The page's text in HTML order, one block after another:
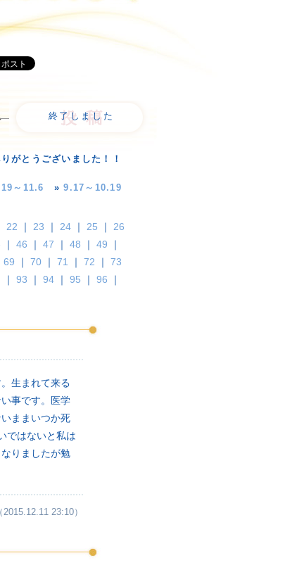
終了しました
がとうございました！！
～11.6 »9.17～10.19
22 ｜ 23 ｜ 24 ｜ 25 ｜ 26
｜ 46 ｜ 47 ｜ 48 ｜ 49 ｜
69 ｜ 70 ｜ 71 ｜ 72 ｜ 73
｜ 93 ｜ 94 ｜ 95 ｜ 96 ｜
生まれて来る
事です。医学
ままいつか死
ではないと私は
りましたが勉
（2015.12.11 23:10）